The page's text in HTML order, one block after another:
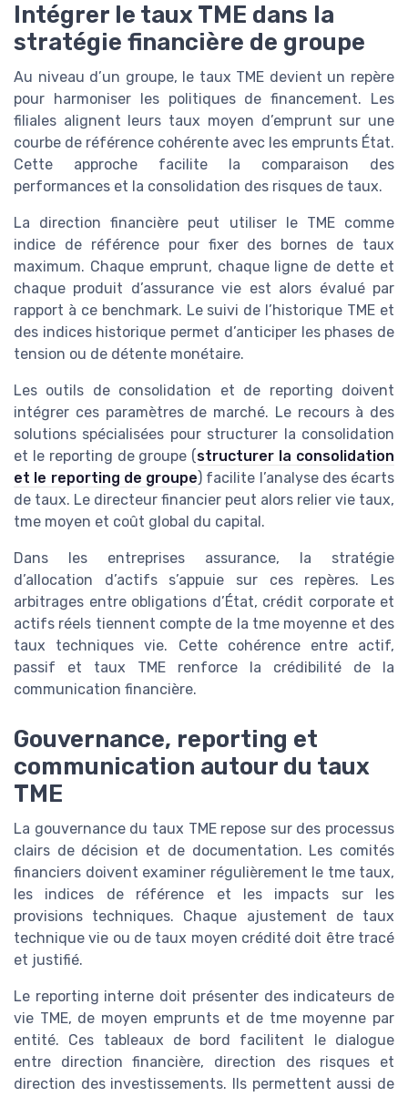
Intégrer le taux TME dans la
stratégie financière de groupe
Au niveau d’un groupe, le taux TME devient un repère
pour harmoniser les politiques de financement. Les
filiales alignent leurs taux moyen d’emprunt sur une
courbe de référence cohérente avec les emprunts État.
Cette approche facilite la comparaison des
performances et la consolidation des risques de taux.
La direction financière peut utiliser le TME comme
indice de référence pour fixer des bornes de taux
maximum. Chaque emprunt, chaque ligne de dette et
chaque produit d’assurance vie est alors évalué par
rapport à ce benchmark. Le suivi de l’historique TME et
des indices historique permet d’anticiper les phases de
tension ou de détente monétaire.
Les outils de consolidation et de reporting doivent
intégrer ces paramètres de marché. Le recours à des
solutions spécialisées pour structurer la consolidation
et le reporting de groupe (structurer la consolidation
et le reporting de groupe) facilite l’analyse des écarts
de taux. Le directeur financier peut alors relier vie taux,
tme moyen et coût global du capital.
Dans les entreprises assurance, la stratégie
d’allocation d’actifs s’appuie sur ces repères. Les
arbitrages entre obligations d’État, crédit corporate et
actifs réels tiennent compte de la tme moyenne et des
taux techniques vie. Cette cohérence entre actif,
passif et taux TME renforce la crédibilité de la
communication financière.
Gouvernance, reporting et
communication autour du taux
TME
La gouvernance du taux TME repose sur des processus
clairs de décision et de documentation. Les comités
financiers doivent examiner régulièrement le tme taux,
les indices de référence et les impacts sur les
provisions techniques. Chaque ajustement de taux
technique vie ou de taux moyen crédité doit être tracé
et justifié.
Le reporting interne doit présenter des indicateurs de
vie TME, de moyen emprunts et de tme moyenne par
entité. Ces tableaux de bord facilitent le dialogue
entre direction financière, direction des risques et
direction des investissements. Ils permettent aussi de